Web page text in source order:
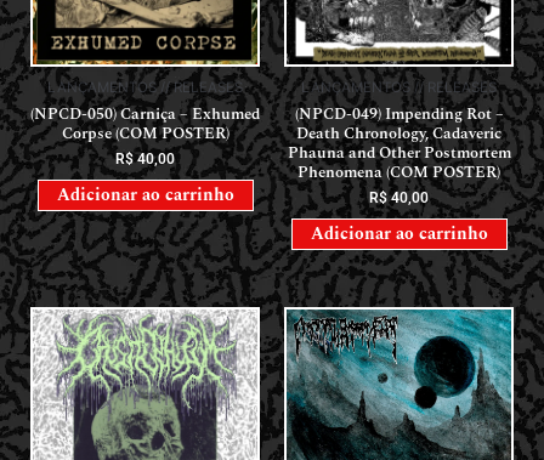
LANÇAMENTOS // RELEASES
(NPCD-050) Carniça – Exhumed
Corpse (COM POSTER)
R$40,00
Adicionar ao carrinho
LANÇAMENTOS // RELEASES
(NPCD-049) Impending Rot –
Death Chronology, Cadaveric
Phauna and Other Postmortem
Phenomena (COM POSTER)
R$40,00
Adicionar ao carrinho